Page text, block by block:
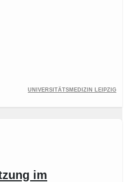
Universitätsmedizin Leipzig
im